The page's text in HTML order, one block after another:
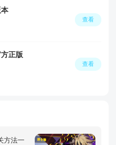
查看
正版
查看
方法一